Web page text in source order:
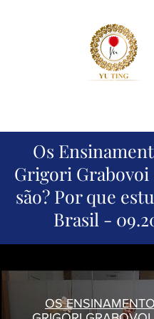
Os
Grigori Grabovoi
são? Por que
Brasil -
OS